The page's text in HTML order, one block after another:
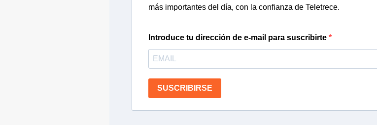
más importantes del día, con la confianza de Teletrece.
Introduce tu dirección de e-mail para suscribirte
SUSCRIBIRSE